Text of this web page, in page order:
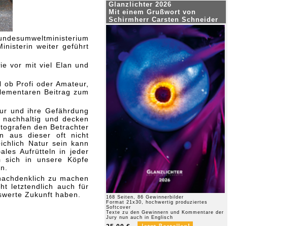
weiter geführt
vor mit viel Elan und
Profi oder Amateur,
Beitrag zum
und ihre Gefährdung
und decken
den Betrachter
aus dieser oft nicht
Natur sein kann
Aufrütteln in jeder
sich in unsere Köpfe
zu machen
letztendlich auch für
Zukunft haben.
Glanzlichter 2026
Mit einem Grußwort von
Schirmherr Carsten Schneider
168 Seiten, 86 Gewinnerbilder
Format 21x30, hochwertig produziertes
Softcover
Texte zu den Gewinnern und Kommentare der
Jury nun auch in Englisch